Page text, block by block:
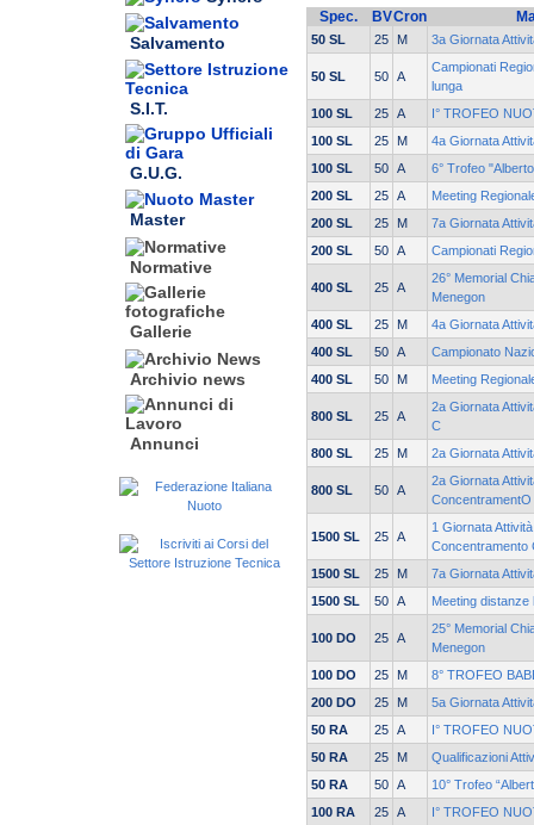
Salvamento
S.I.T.
G.U.G.
Master
Normative
Gallerie
Archivio news
Annunci
Spec. BVCron
50 SL 25 M 3a Giornata
50 SL 50 A
Campionati
lunga
100 SL
25 A
I° TROFEO
100 SL
25 M
4a Giornata
100 SL
50 A
6° Trofeo
200 SL
25 A
Meeting
200 SL
25 M
7a Giornata
200 SL
50 A Campionati
400 SL 25 A
26° Memorial
Menegon
400 SL
25 M
4a Giornata
400 SL
50 A
Campionato
400 SL
50 M Meeting
800 SL 25 A
2a Giornata
C
800 SL
25 M 2a Giornata
800 SL 50 A
2a Giornata
ConcentramentO
1500 SL 25 A
1 Giornata
Concentramento
1500 SL
25 M
7a Giornata
1500 SL
50 A Meeting distanze
100 DO 25 A
25° Memorial
Menegon
100 DO
25 M
8° TROFEO
200 DO
25 M
5a Giornata
50 RA
25 A
I° TROFEO
50 RA
25 M
Qualificazioni
50 RA
50 A
10° Trofeo
100 RA
25 A
I° TROFEO